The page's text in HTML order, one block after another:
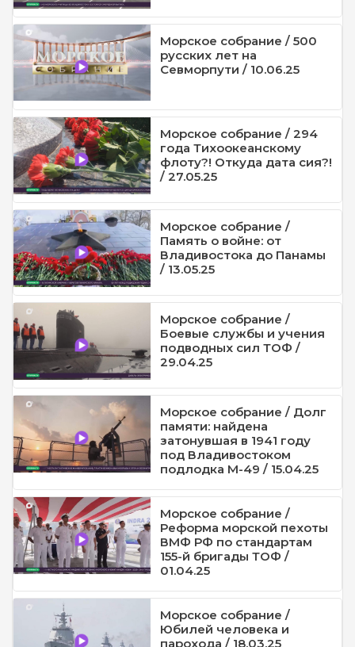
Морское собрание / 500
русских лет на
Севморпути / 10.06.25
Морское собрание / 294
года Тихоокеанскому
флоту?! Откуда дата сия?!
/ 27.05.25
Морское собрание /
Память о войне: от
Владивостока до Панамы
/ 13.05.25
Морское собрание /
Боевые службы и учения
подводных сил ТОФ /
29.04.25
Морское собрание / Долг
памяти: найдена
затонувшая в 1941 году
под Владивостоком
подлодка М-49 / 15.04.25
Морское собрание /
Реформа морской пехоты
ВМФ РФ по стандартам
155-й бригады ТОФ /
01.04.25
Морское собрание /
Юбилей человека и
парохода / 18.03.25